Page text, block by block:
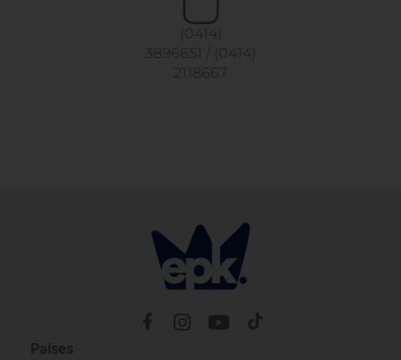
(0414)
3896651
(0414)
2118667
Países